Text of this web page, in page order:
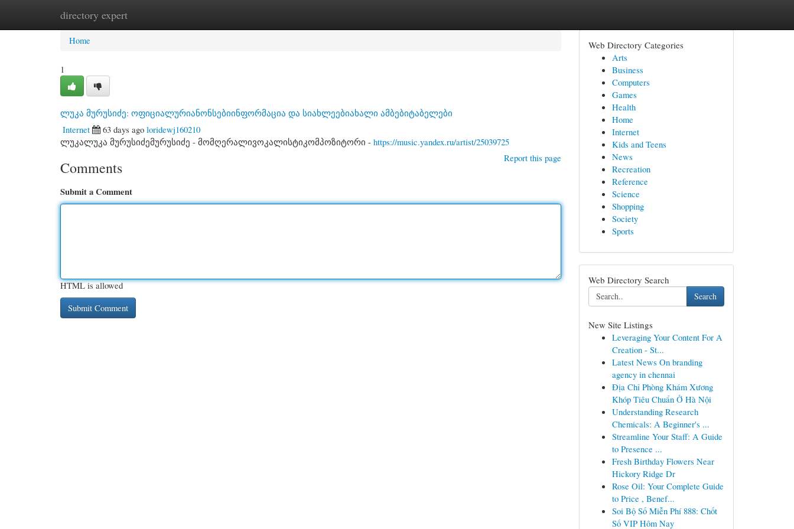
directory expert
Home New Site Listings
Home
1
ლუკა მურუსიძე: ოფიციალურიანონსებიინფორმაცია და სიახლეებიახალი ამბებიტაბელები
Internet
63 days ago loridewj160210
ლუკალუკა მურუსიძემურუსიძე - მომღერალივოკალისტიკომპოზიტორი - https://music.yandex.ru/artist/25039725
Report this page
Comments
Submit a Comment
HTML is allowed
Web Directory Categories
Arts
Business
Computers
Games
Health
Home
Internet
Kids and Teens
News
Recreation
Reference
Science
Shopping
Society
Sports
Web Directory Search
Search
New Site Listings
Leveraging Your Content For A
Creation - St...
Latest News On branding
agency in chennai
Địa Chỉ Phòng Khám Xương
Khóp Tiêu Chuẩn Ở Hà Nội
Understanding Research
Chemicals: A Beginner's ...
Streamline Your Staff: A Guide
to Presence ...
Fresh Birthday Flowers Near
Hickory Ridge Dr
Rose Oil: Your Complete Guide
to Price , Benef...
Soi Bộ Số Miễn Phí 888: Chốt
Số VIP Hôm Nay